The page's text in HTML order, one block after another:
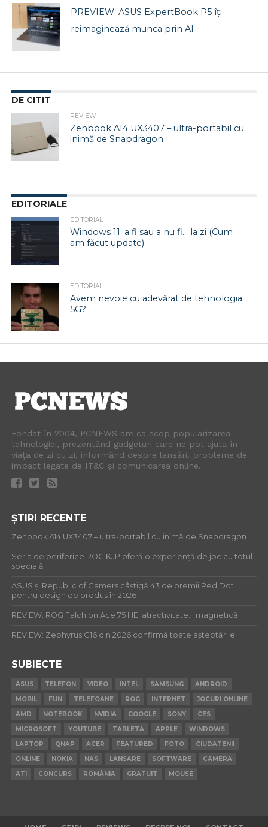
PREVIEW: ASUS ExpertBook P5 îți
reimaginează munca prin AI
DE CITIT
REVIEW
Zenbook A14 UX3407 – ultra-portabil cu
inimă de Snapdragon
EDITORIALE
EDITORIAL
Windows 11: a fi sau a nu fi… la zi (Cum
am făcut update)
EDITORIAL
Avem nevoie cu adevărat de tehnologia
5G?
Fondat în 2004, PCNEWS are ca scop popularizarea
tehnologiei, prezentând gadgeturi care ne pot ajuta în
viața de zi cu zi, informând despre lansări, probleme de
impact legate de IT&C și comunicarea online.
ȘTIRI RECENTE
Zenbook A14 UX3407 – ultra-portabil cu inimă de Snapdragon
Seria de periferice ROG KJP oferă o experiență de joc cu totul
specială
ASUS și Republic of Gamers câștigă 43 de premii Red Dot
pentru design de produs în 2026
REVIEW: ROG Falchion Ace 75 HE: atractivitate… magnetică
REVIEW: Zephyrus G16 din 2026 confirmă toate așteptările
SUBIECTE
ASUS TELEFON VIDEO INTEL SAMSUNG
ANDROID
MOBIL
FUN TELEFOANE ROG INTERNET
JOCURI ONLINE
AMD
NOTEBOOK NVIDIA GOOGLE SONY
CES
MICROSOFT
YOUTUBE TABLETA APPLE
WINDOWS
LAPTOP
QNAP ACER FEATURED FOTO
CIUDATENII
ONLINE
NOKIA NAS LANSARE SOFTWARE
CAMERA
ATI
CONCURS ROMÂNIA GRATUIT MOUSE